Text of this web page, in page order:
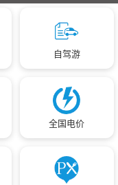
自驾游
全国电价